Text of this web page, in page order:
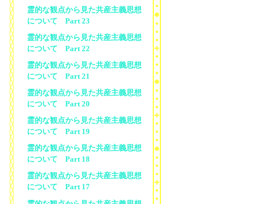
霊的な観点から見た共産主義思想
について Part 23
霊的な観点から見た共産主義思想
について Part 22
霊的な観点から見た共産主義思想
について Part 21
霊的な観点から見た共産主義思想
について Part 20
霊的な観点から見た共産主義思想
について Part 19
霊的な観点から見た共産主義思想
について Part 18
霊的な観点から見た共産主義思想
について Part 17